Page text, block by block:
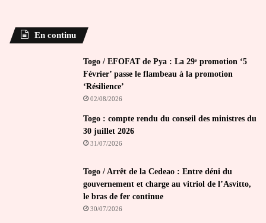
En continu
Togo / EFOFAT de Pya : La 29ᵉ promotion ‘5
Février’ passe le flambeau à la promotion
‘Résilience’
02/08/2026
Togo : compte rendu du conseil des ministres du
30 juillet 2026
31/07/2026
Togo / Arrêt de la Cedeao : Entre déni du
gouvernement et charge au vitriol de l’Asvitto,
le bras de fer continue
30/07/2026